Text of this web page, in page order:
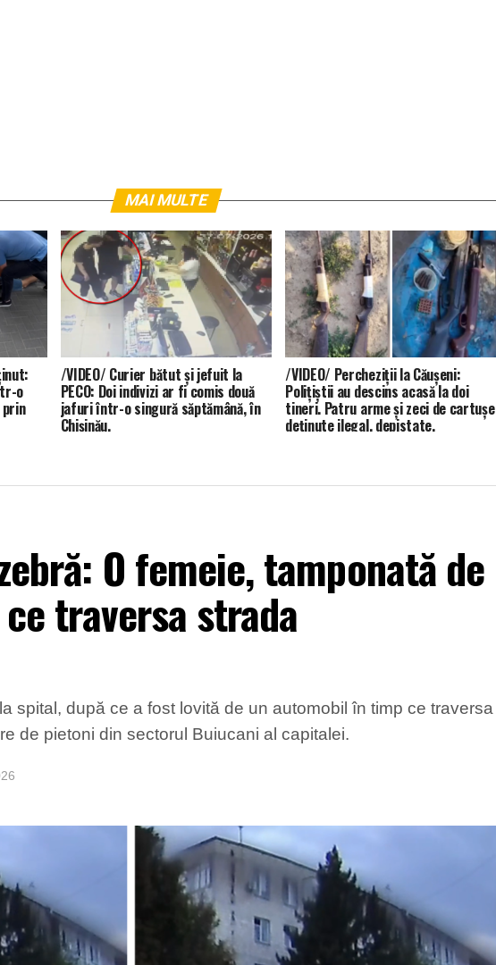
MAI MULTE
o
/VIDEO/ Curier bătut și jefuit la
PECO: Doi indivizi ar fi comis două
jafuri într-o singură săptămână, în
Chișinău.
/VIDEO/ Percheziții la Căușeni:
Polițiștii au descins acasă la doi
tineri. Patru arme și zeci de cartușe
deținute ilegal, depistate.
O femeie, tamponată de
traversa strada
spital, după ce a fost lovită de un automobil în timp ce traversa
de pietoni din sectorul Buiucani al capitalei.